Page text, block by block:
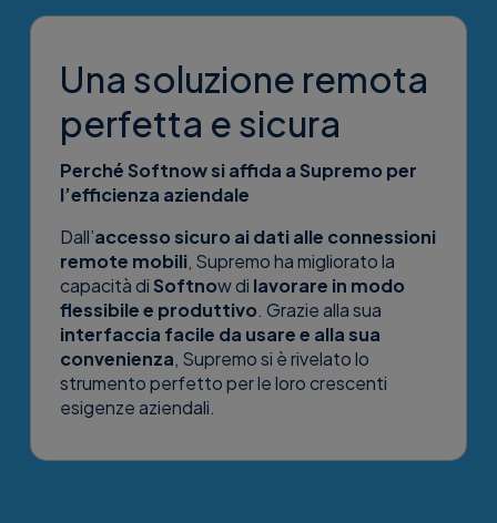
Una soluzione remota
perfetta e sicura
Perché Softnow si affida a Supremo per
l’efficienza aziendale
Dall’accesso sicuro ai dati alle connessioni
remote mobili, Supremo ha migliorato la
capacità di Softnow di lavorare in modo
flessibile e produttivo. Grazie alla sua
interfaccia facile da usare e alla sua
convenienza, Supremo si è rivelato lo
strumento perfetto per le loro crescenti
esigenze aziendali.